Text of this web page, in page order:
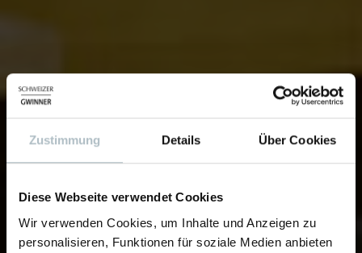
Zustimmung Details Über Cookies
Diese Webseite verwendet Cookies
Wir verwenden Cookies, um Inhalte und Anzeigen zu
personalisieren, Funktionen für soziale Medien anbieten